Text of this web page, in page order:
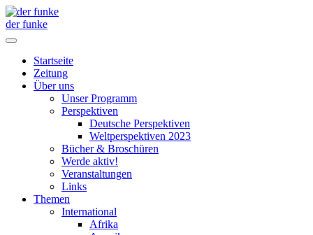
der funke
Startseite
Zeitung
Über uns
Unser Programm
Perspektiven
Deutsche Perspektiven
Weltperspektiven 2023
Bücher & Broschüren
Werde aktiv!
Veranstaltungen
Links
Themen
International
Afrika